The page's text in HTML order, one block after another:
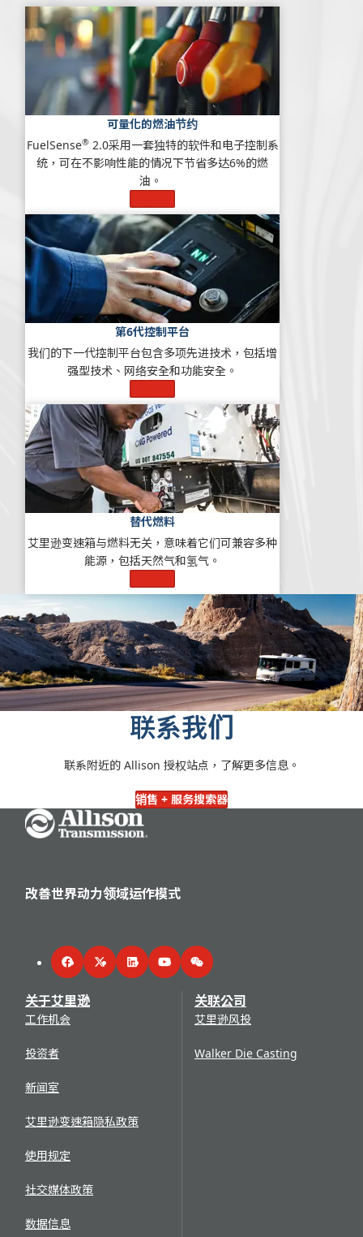
可量化的燃油节约
FuelSense®2.0采用一套独特的软件和电子控制系
统，可在不影响性能的情况下节省多达6%的燃
油。
第6代控制平台
我们的下一代控制平台包含多项先进技术，包括增
强型技术、网络安全和功能安全。
替代燃料
艾里逊变速箱与燃料无关，意味着它们可兼容多种
能源，包括天然气和氢气。
联系我们
联系附近的 Allison 授权站点，了解更多信息。
销售 + 服务搜索器
Go Home
改善世界动力领域运作模式
FacebookTwitterLinkedInYouTubeWeChat
关于艾里逊
工作机会
投资者
新闻室
艾里逊变速箱隐私政策
使用规定
社交媒体政策
数据信息
关联公司
艾里逊风投
Walker Die Casting